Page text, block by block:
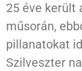
25 éve került
műsorán,
pillanatokat
Szilveszter